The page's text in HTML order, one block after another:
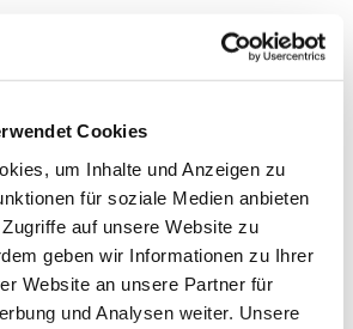
Cookies
um Inhalte und Anzeigen zu
für soziale Medien anbieten
auf unsere Website zu
geben wir Informationen zu Ihrer
Website an unsere Partner für
und Analysen weiter. Unsere